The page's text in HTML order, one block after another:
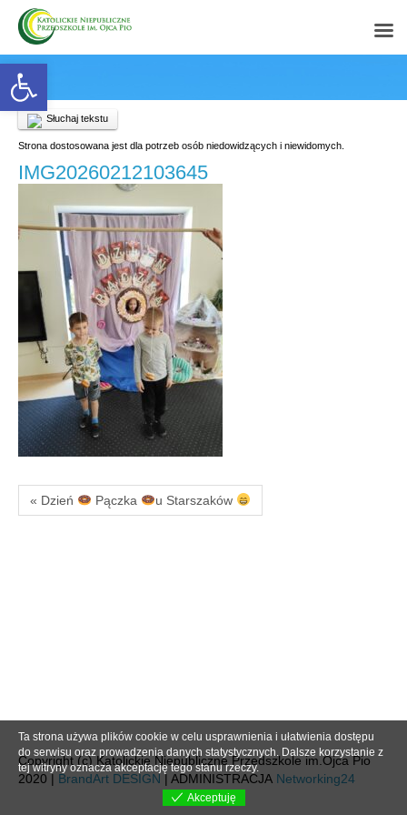
Open toolbar
Słuchaj tekstu
Strona dostosowana jest dla potrzeb osób niedowidzących i niewidomych.
IMG20260212103645
« Dzień Pączka u Starszaków
Copyright (c) Katolickie Niepubliczne Przedszkole im.Ojca Pio
2020 | BrandArt DESIGN | ADMINISTRACJA Networking24
Ta strona używa plików cookie w celu usprawnienia i ułatwienia dostępu
do serwisu oraz prowadzenia danych statystycznych. Dalsze korzystanie z
tej witryny oznacza akceptację tego stanu rzeczy.
Akceptuję